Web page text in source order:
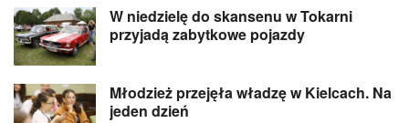
W niedzielę do skansenu w Tokarni
przyjadą zabytkowe pojazdy
Młodzież przejęła władzę w Kielcach. Na
jeden dzień